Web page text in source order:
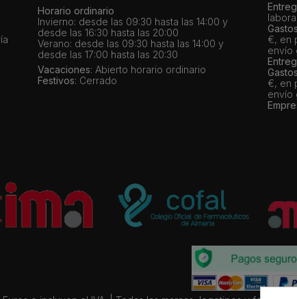
Horario ordinario
Invierno: desde las 09:30 hasta las 14:00 y
desde las 16:30 hasta las 20:00
Verano: desde las 09:30 hasta las 14:00 y
desde las 17:00 hasta las 20:30
Vacaciones: Abierto horario ordinario
Festivos: Cerrado
€, en
envío
€, en
envío